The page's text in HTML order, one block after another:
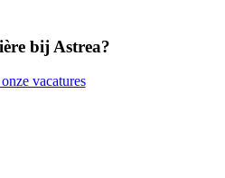
bij Astrea?
vacatures